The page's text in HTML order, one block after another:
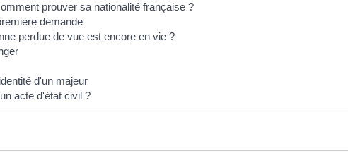
prouver sa nationalité française ?
demande
perdue de vue est encore en vie ?
d'un majeur
acte d'état civil ?